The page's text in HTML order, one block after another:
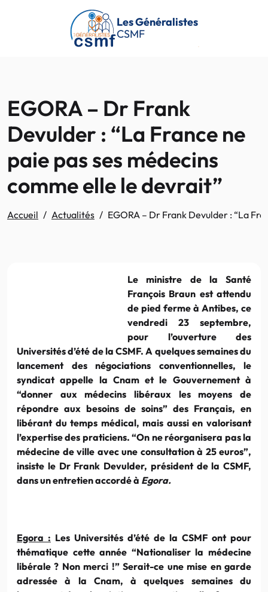
Passer au contenu principal
Les Généralistes
CSMF
EGORA – Dr Frank
Devulder : “La France ne
paie pas ses médecins
comme elle le devrait”
Accueil Actualités EGORA – Dr Frank Devulder : “La
Le ministre de la Santé
François Braun est attendu
de pied ferme à Antibes, ce
vendredi 23 septembre,
pour l’ouverture des
Universités d’été de la CSMF. A quelques semaines du
lancement des négociations conventionnelles, le
syndicat appelle la Cnam et le Gouvernement à
“donner aux médecins libéraux les moyens de
répondre aux besoins de soins” des Français, en
libérant du temps médical, mais aussi en valorisant
l’expertise des praticiens. “On ne réorganisera pas la
médecine de ville avec une consultation à 25 euros”,
insiste le Dr Frank Devulder, président de la CSMF,
dans un entretien accordé à Egora.
Egora : Les Universités d’été de la CSMF ont pour
thématique cette année “Nationaliser la médecine
libérale ? Non merci !” Serait-ce une mise en garde
adressée à la Cnam, à quelques semaines du